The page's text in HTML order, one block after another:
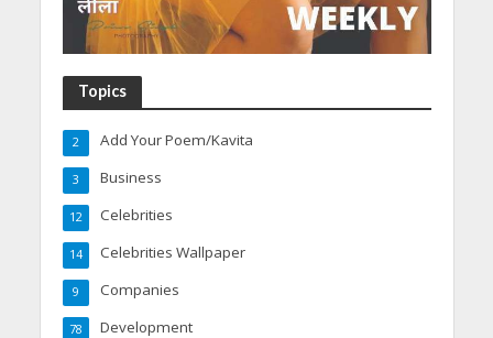
Topics
Add Your Poem/Kavita
2
Business
3
Celebrities
12
Celebrities Wallpaper
14
Companies
9
Development
78